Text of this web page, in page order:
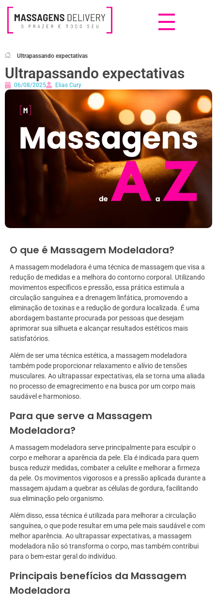
Ultrapassando expectativas
Ultrapassando expectativas
06/08/2025 Elias Cury
O que é Massagem Modeladora?
A massagem modeladora é uma técnica de massagem que visa a
redução de medidas e a melhora do contorno corporal. Utilizando
movimentos específicos e pressão, essa prática estimula a
circulação sanguínea e a drenagem linfática, promovendo a
eliminação de toxinas e a redução de gordura localizada. É uma
abordagem bastante procurada por pessoas que desejam
aprimorar sua silhueta e alcançar resultados estéticos mais
satisfatórios.
Além de ser uma técnica estética, a massagem modeladora
também pode proporcionar relaxamento e alívio de tensões
musculares. Ao ultrapassar expectativas, ela se torna uma aliada
no processo de emagrecimento e na busca por um corpo mais
saudável e harmonioso.
Para que serve a Massagem
Modeladora?
A massagem modeladora serve principalmente para esculpir o
corpo e melhorar a aparência da pele. Ela é indicada para quem
busca reduzir medidas, combater a celulite e melhorar a firmeza
da pele. Os movimentos vigorosos e a pressão aplicada durante a
massagem ajudam a quebrar as células de gordura, facilitando
sua eliminação pelo organismo.
Além disso, essa técnica é utilizada para melhorar a circulação
sanguínea, o que pode resultar em uma pele mais saudável e com
melhor aparência. Ao ultrapassar expectativas, a massagem
modeladora não só transforma o corpo, mas também contribui
para o bem-estar geral do indivíduo.
Principais benefícios da Massagem
Modeladora